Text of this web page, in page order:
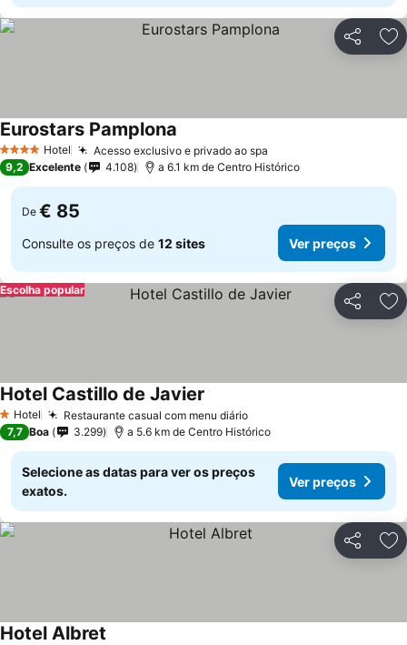
Partilhar
4 EstrelasHotel Acesso exclusivo e privado ao spa
Eurostars Pamplona
9,2 Excelente 4.108 a 6.1 km de Centro Histórico
De € 85
Consulte os preços de 12 sites Ver preços
Partilhar
Escolha popular
1 Estrelas
Hotel Restaurante casual com menu diário
Hotel Castillo de Javier
7,7 Boa 3.299 a 5.6 km de Centro Histórico
Selecione as datas para ver os preços
exatos.
Ver preços
Partilhar
Hotel Albret